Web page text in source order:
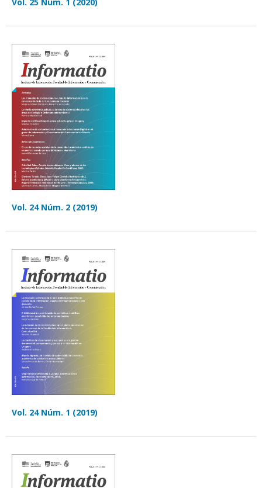
Vol. 24 Núm. 2 (2019)
Vol. 24 Núm. 1 (2019)